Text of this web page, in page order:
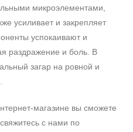
микроэлементами,
усиливает и закрепляет
успокаивают и
раздражение и боль. В
загар на ровной и
магазине вы сможете
с нами по
09-89